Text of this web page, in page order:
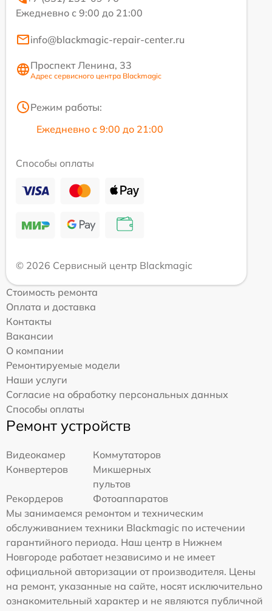
Ежедневно с 9:00 до 21:00
info@blackmagic-repair-center.ru
Проспект Ленина, 33
Адрес сервисного центра Blackmagic
Режим работы:
Ежедневно с 9:00 до 21:00
Способы оплаты
© 2026 Сервисный центр Blackmagic
Стоимость ремонта
Оплата и доставка
Контакты
Вакансии
О компании
Ремонтируемые модели
Наши услуги
Согласие на обработку персональных данных
Способы оплаты
Ремонт устройств
Видеокамер
Коммутаторов
Конвертеров
Микшерных
пультов
Рекордеров
Фотоаппаратов
Мы занимаемся ремонтом и техническим
обслуживанием техники Blackmagic по истечении
гарантийного периода. Наш центр в Нижнем
Новгороде работает независимо и не имеет
официальной авторизации от производителя. Цены
на ремонт, указанные на сайте, носят исключительно
ознакомительный характер и не являются публичной